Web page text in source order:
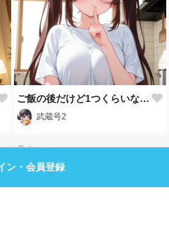
ご飯の後だけど1つくらいなら大丈夫…だよね💦
武蔵号2
と見る
ン・会員登録